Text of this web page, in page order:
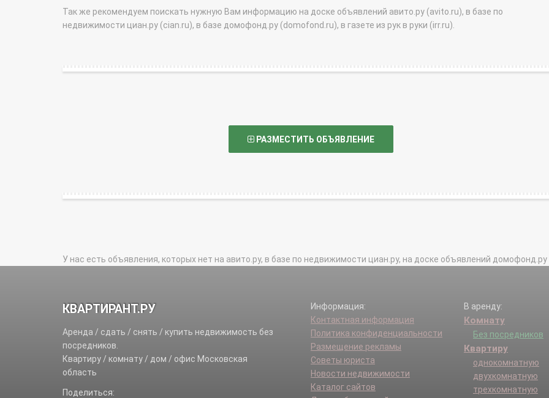
Так же рекомендуем поискать нужную Вам информацию на доске объявлений авито.ру (avito.ru), в базе по
недвижимости циан.ру (cian.ru), в базе домофонд.ру (domofond.ru), в газете из рук в руки (irr.ru).
РАЗМЕСТИТЬ ОБЪЯВЛЕНИЕ
У нас есть объявления, которых нет на авито.ру, в базе по недвижимости циан.ру, на доске объявлений домофонд.ру
КВАРТИРАНТ.РУ
Аренда / сдать / снять / купить недвижимость без
посредников.
Квартиру / комнату / дом / офис Московская
область
Поделиться:
Информация:
Контактная информация
Политика конфиденциальности
Размещение рекламы
Советы юриста
Новости недвижимости
Каталог сайтов
В аренду:
Комнату
Без посредников
Квартиру
однокомнатную
двухкомнатную
трехкомнатную